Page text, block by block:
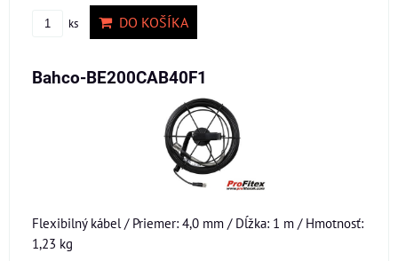
ks DO KOŠÍKA
Bahco-BE200CAB40F1
Flexibilný kábel / Priemer: 4,0 mm / Dĺžka: 1 m / Hmotnosť:
1,23 kg